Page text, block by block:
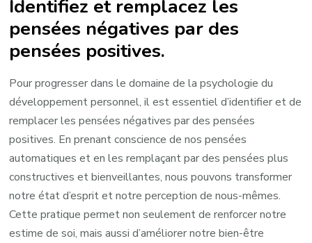
Identifiez et remplacez les
pensées négatives par des
pensées positives.
Pour progresser dans le domaine de la psychologie du
développement personnel, il est essentiel d’identifier et de
remplacer les pensées négatives par des pensées
positives. En prenant conscience de nos pensées
automatiques et en les remplaçant par des pensées plus
constructives et bienveillantes, nous pouvons transformer
notre état d’esprit et notre perception de nous-mêmes.
Cette pratique permet non seulement de renforcer notre
estime de soi, mais aussi d’améliorer notre bien-être